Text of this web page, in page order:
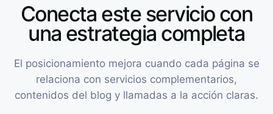
Conecta este servicio con
una estrategia completa
El posicionamiento mejora cuando cada página se
relaciona con servicios complementarios,
contenidos del blog y llamadas a la acción claras.